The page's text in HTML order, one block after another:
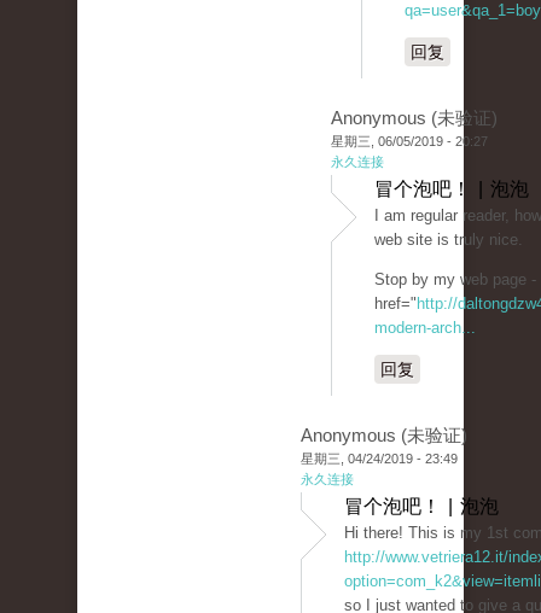
回复
Anonymous (未验证)
星期三, 06/05/2019 - 20:27
永久连接
冒个泡吧！ | 泡泡
I am regular reader,
web site is truly nice.
Stop by my web page -
href=" http://
modern-arch...
回复
Anonymous (未验证)
星期三, 04/24/2019 - 23:49
永久连接
冒个泡吧！ | 泡泡
Hi there! This is my 1st
http://www.vetriera12.it/
so I just wanted to give a